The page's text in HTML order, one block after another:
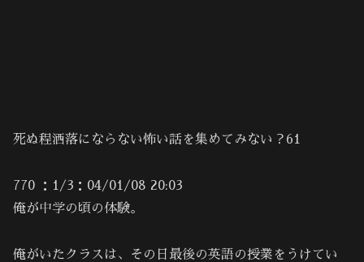
死ぬ程洒落にならない怖い話を集めてみない？61
770 ：1/3：04/01/08 20:03
俺が中学の頃の体験。
俺がいたクラスは、その日最後の英語の授業をうけてい